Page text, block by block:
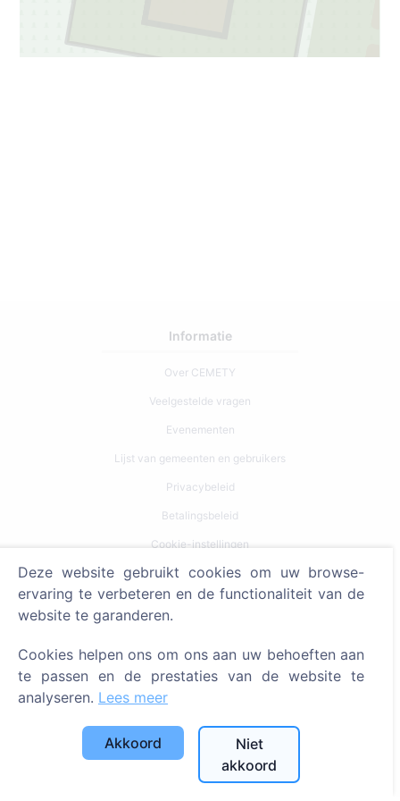
Informatie
Over CEMETY
Veelgestelde vragen
Evenementen
Lijst van gemeenten en gebruikers
Privacybeleid
Betalingsbeleid
Cookie-instellingen
Zoeken
Zoeken naar overledenen
Zoeken naar begraafplaatsen
Diensten
Contacten
SIA "CEMETY", LV40103618951
Deze website gebruikt cookies om uw browse-
ervaring te verbeteren en de functionaliteit van de
website te garanderen.
Cookies helpen ons om ons aan uw behoeften aan
te passen en de prestaties van de website te
analyseren. Lees meer
Akkoord
Niet
akkoord